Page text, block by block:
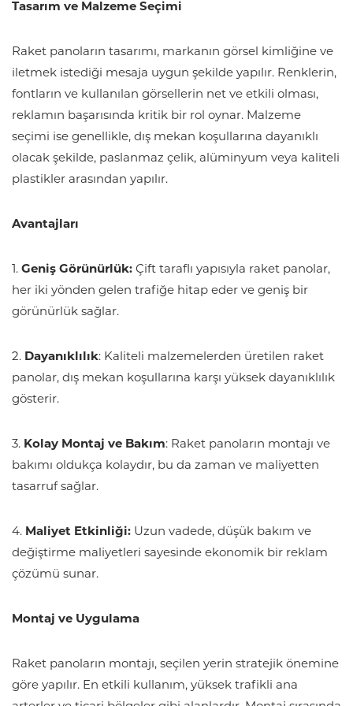
Tasarım ve Malzeme Seçimi
Raket panoların tasarımı, markanın görsel kimliğine ve
iletmek istediği mesaja uygun şekilde yapılır. Renklerin,
fontların ve kullanılan görsellerin net ve etkili olması,
reklamın başarısında kritik bir rol oynar. Malzeme
seçimi ise genellikle, dış mekan koşullarına dayanıklı
olacak şekilde, paslanmaz çelik, alüminyum veya kaliteli
plastikler arasından yapılır.
Avantajları
1. Geniş Görünürlük: Çift taraflı yapısıyla raket panolar,
her iki yönden gelen trafiğe hitap eder ve geniş bir
görünürlük sağlar.
2. Dayanıklılık: Kaliteli malzemelerden üretilen raket
panolar, dış mekan koşullarına karşı yüksek dayanıklılık
gösterir.
3. Kolay Montaj ve Bakım: Raket panoların montajı ve
bakımı oldukça kolaydır, bu da zaman ve maliyetten
tasarruf sağlar.
4. Maliyet Etkinliği: Uzun vadede, düşük bakım ve
değiştirme maliyetleri sayesinde ekonomik bir reklam
çözümü sunar.
Montaj ve Uygulama
Raket panoların montajı, seçilen yerin stratejik önemine
göre yapılır. En etkili kullanım, yüksek trafikli ana